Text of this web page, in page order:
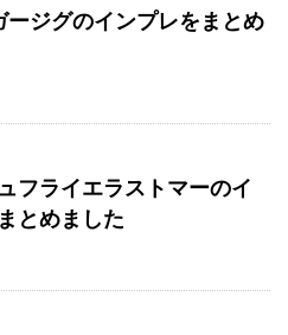
ージグのインプレをまとめ
フライエラストマーのイ
とめました